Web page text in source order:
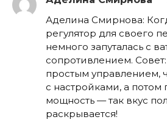
Аделина Смирнова:
регулятор для своего
немного запуталась с
сопротивлением.
простым управлением,
с настройками, а
мощность — так вкус
раскрывается!